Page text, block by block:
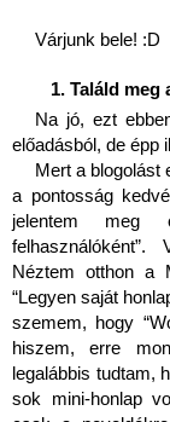
Várjunk bele! :D
Találd meg
Na jó, ezt
előadásból, de épp
Mert a blogolást
a pontosság
jelentem meg
Néztem otthon a
“Legyen saját
szemem, hogy
hiszem, erre
legalábbis tudtam,
sok mini-honlap